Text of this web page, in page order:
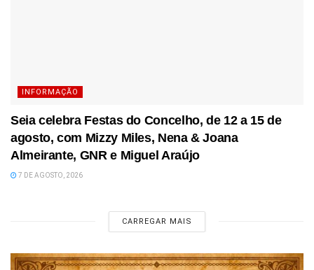
INFORMAÇÃO
Seia celebra Festas do Concelho, de 12 a 15 de
agosto, com Mizzy Miles, Nena & Joana
Almeirante, GNR e Miguel Araújo
7 DE AGOSTO, 2026
CARREGAR MAIS